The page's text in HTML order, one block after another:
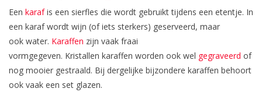
Een karafis een sierfles die wordt gebruikt tijdens een etentje. In
een karaf wordt wijn (of iets sterkers) geserveerd, maar
ook water. Karaffen zijn vaak fraai
vormgegeven. Kristallen karaffen worden ook wel gegraveerd of
nog mooier gestraald. Bij dergelijke bijzondere karaffen behoort
ook vaak een set glazen.